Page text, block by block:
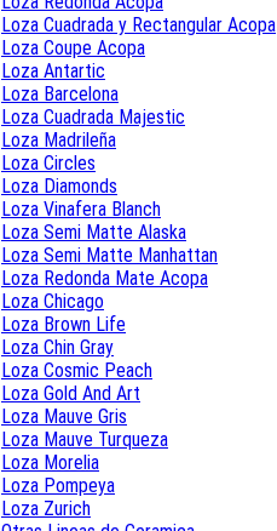
Loza Cuadrada y Rectangular Acopa
Loza Coupe Acopa
Loza Antartic
Loza Barcelona
Loza Cuadrada Majestic
Loza Madrileña
Loza Circles
Loza Diamonds
Loza Vinafera Blanch
Loza Semi Matte Alaska
Loza Semi Matte Manhattan
Loza Redonda Mate Acopa
Loza Chicago
Loza Brown Life
Loza Chin Gray
Loza Cosmic Peach
Loza Gold And Art
Loza Mauve Gris
Loza Mauve Turqueza
Loza Morelia
Loza Pompeya
Loza Zurich